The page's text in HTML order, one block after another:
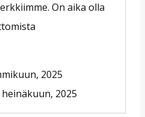
On aika olla
2025
heinäkuun, 2025